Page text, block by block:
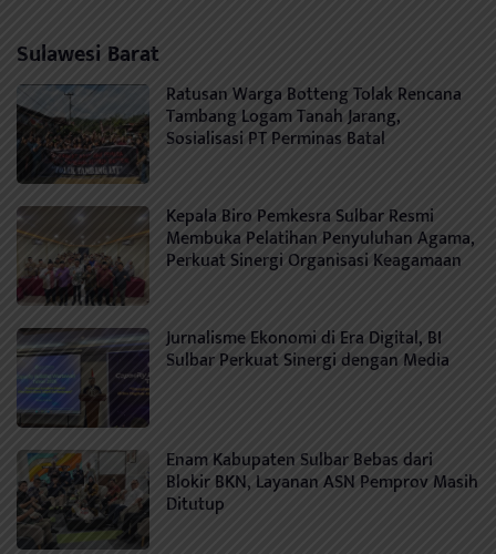
Sulawesi Barat
Ratusan Warga Botteng Tolak Rencana
Tambang Logam Tanah Jarang,
Sosialisasi PT Perminas Batal
Kepala Biro Pemkesra Sulbar Resmi
Membuka Pelatihan Penyuluhan Agama,
Perkuat Sinergi Organisasi Keagamaan
Jurnalisme Ekonomi di Era Digital, BI
Sulbar Perkuat Sinergi dengan Media
Enam Kabupaten Sulbar Bebas dari
Blokir BKN, Layanan ASN Pemprov Masih
Ditutup